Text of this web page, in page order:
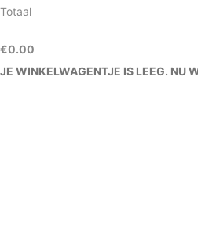
Totaal
€0.00
JE WINKELWAGENTJE IS LEEG. NU